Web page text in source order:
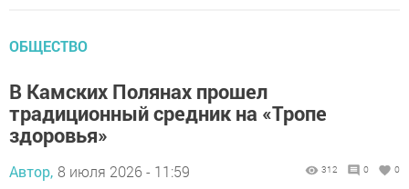
ОБЩЕСТВО
В Камских Полянах прошел
традиционный средник на «Тропе
здоровья»
Автор, 8 июля 2026 - 11:59 312 0 0